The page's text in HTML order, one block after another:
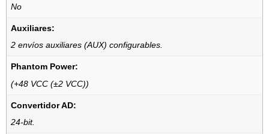
No
Auxiliares:
2 envíos auxiliares (AUX) configurables.
Phantom Power:
(+48 VCC (±2 VCC))
Convertidor AD:
24-bit.